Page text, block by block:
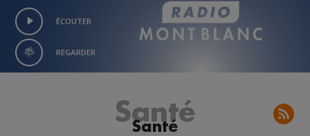
ÉCOUTER
REGARDER
Santé
Santé